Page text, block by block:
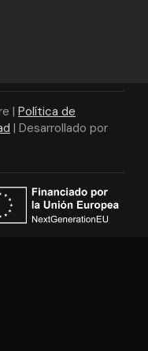
| Política de
| Desarrollado por